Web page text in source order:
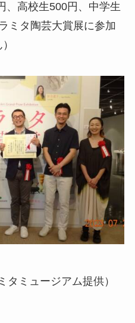
、高校生500円、中学生
ミタ陶芸大賞展に参加
タミュージアム提供）